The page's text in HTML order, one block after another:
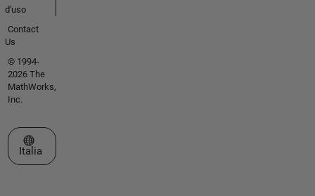
d'uso
Contact
Us
© 1994-
2026 The
MathWorks,
Inc.
Seleziona un sito web
Italia